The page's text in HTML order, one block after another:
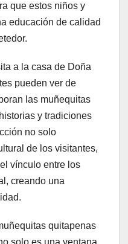
que estos niños y
educación de calidad
a la casa de Doña
pueden ver de
las muñequitas
y tradiciones
no solo
de los visitantes,
vínculo entre los
creando una
quitapenas